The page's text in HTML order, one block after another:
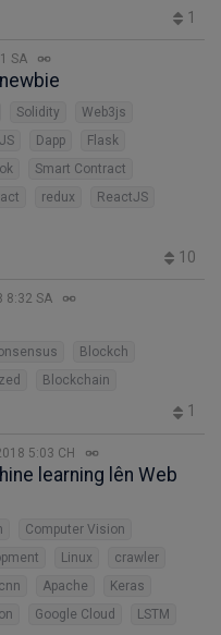
1
SA
Solidity
Web3js
Dapp
Flask
Smart Contract
redux
ReactJS
10
8:32 SA
Blockch
Blockchain
1
5:03 CH
learning lên Web
Computer Vision
Linux
crawler
cnn Apache
Keras
Google Cloud
LSTM